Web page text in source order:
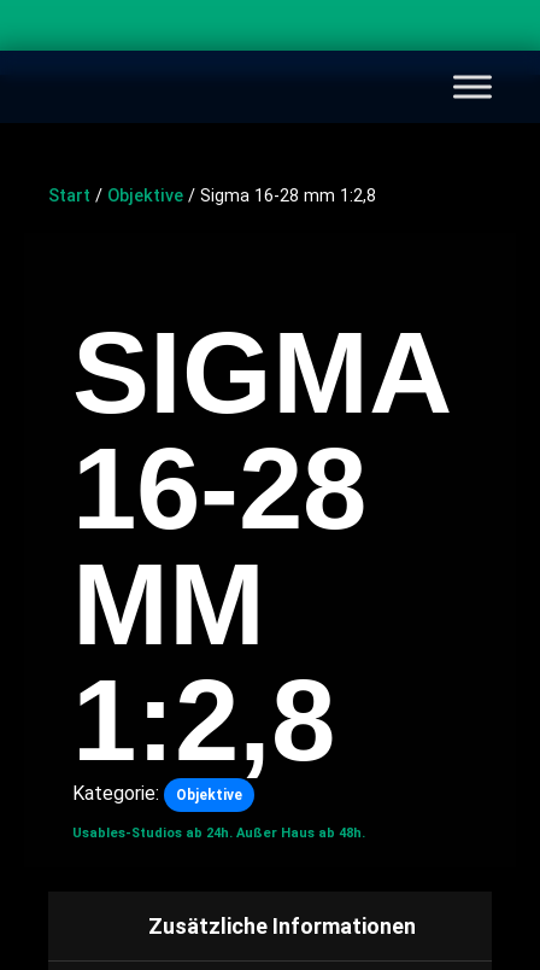
Start / Objektive / Sigma 16-28 mm 1:2,8
SIGMA
16-28
MM
1:2,8
Kategorie: Objektive
Usables-Studios ab 24h. Außer Haus ab 48h.
Zusätzliche Informationen